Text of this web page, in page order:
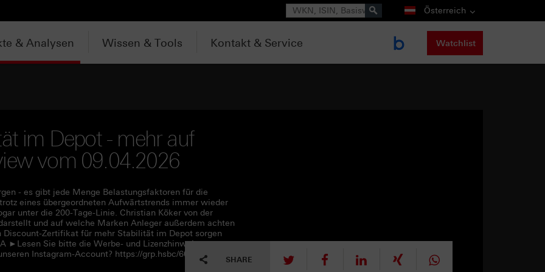
Suche Österreich
& Analysen Wissen & Tools Kontakt & Service Watchlist
im Depot - mehr auf
vom 09.04.2026
- es gibt jede Menge Belastungsfaktoren für die
eines übergeordneten Aufwärtstrends immer wieder
unter die 200-Tage-Linie. Christian Köker von der
und auf welche Marken Anleger außerdem achten
Discount-Zertifikat für mehr Stabilität im Depot sorgen
►Lesen Sie bitte die Werbe- und Lizenzhinweise unter
Instagram-Account? https://grp.hsbc/6050q4HQC
SHARE tweet mitteilen